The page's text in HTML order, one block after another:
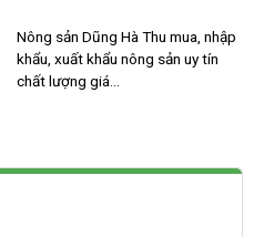
Nông sản Dũng Hà Thu mua, nhập
khẩu, xuất khẩu nông sản uy tín
chất lượng giá...